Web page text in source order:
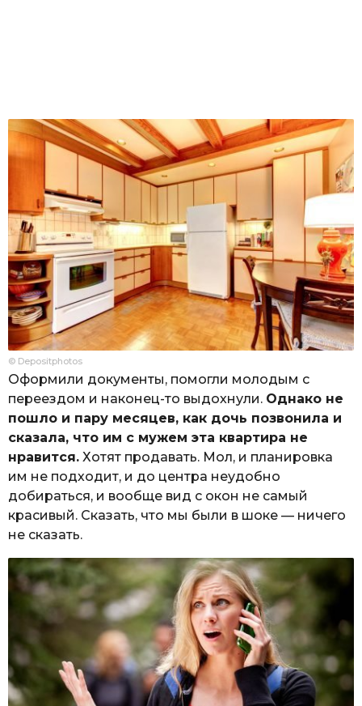
© Depositphotos
Оформили документы, помогли молодым с
переездом и наконец-то выдохнули. Однако не
пошло и пару месяцев, как дочь позвонила и
сказала, что им с мужем эта квартира не
нравится. Хотят продавать. Мол, и планировка
им не подходит, и до центра неудобно
добираться, и вообще вид с окон не самый
красивый. Сказать, что мы были в шоке — ничего
не сказать.